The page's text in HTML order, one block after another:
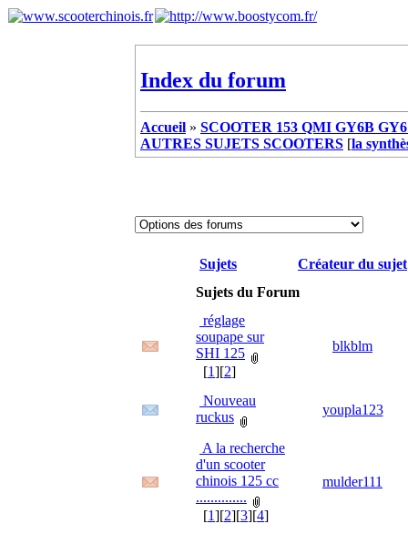
Index du forum
Accueil » SCOOTER 153 QMI GY6B
AUTRES SUJETS SCOOTERS [la
Sujets
Créateur du sujet
Sujets du Forum
réglage
soupape sur
SHI 125
[1][2]
blkblm
Nouveau
ruckus
youpla123
A la recherche
d'un scooter
chinois 125 cc
..............
[1][2][3][4]
mulder111